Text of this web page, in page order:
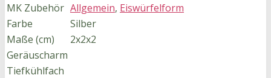
MK Zubehör Allgemein, Eiswürfelform
Farbe
Silber
Maße (cm)
2x2x2
Geräuscharm
Tiefkühlfach